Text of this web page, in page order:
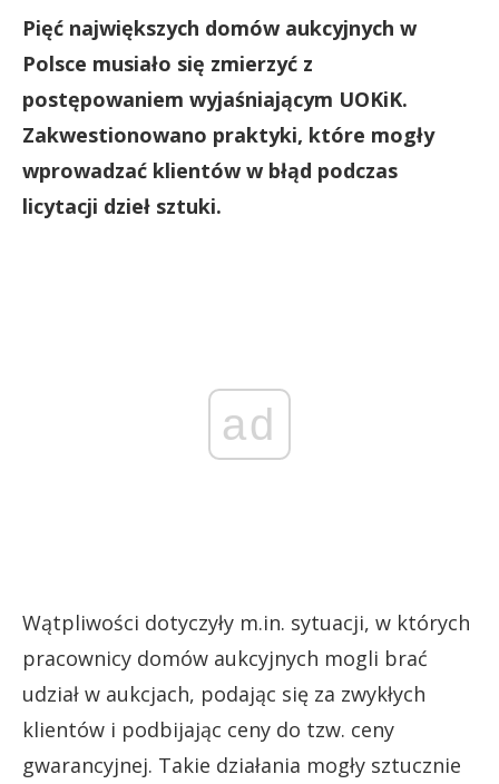
Pięć największych domów aukcyjnych w
Polsce musiało się zmierzyć z
postępowaniem wyjaśniającym UOKiK.
Zakwestionowano praktyki, które mogły
wprowadzać klientów w błąd podczas
licytacji dzieł sztuki.
ad
Wątpliwości dotyczyły m.in. sytuacji, w których
pracownicy domów aukcyjnych mogli brać
udział w aukcjach, podając się za zwykłych
klientów i podbijając ceny do tzw. ceny
gwarancyjnej. Takie działania mogły sztucznie